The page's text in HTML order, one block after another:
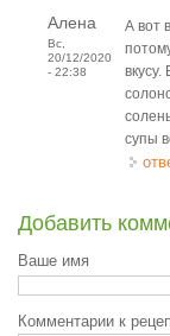
Алена
Вс,
20/12/2020
- 22:38
А вот
супы
Добавить
Ваше имя
Комментарии к